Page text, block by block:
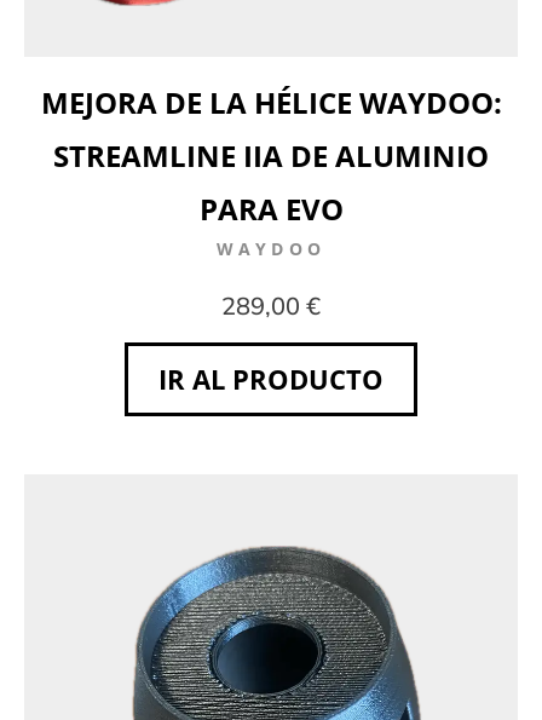
MEJORA DE LA HÉLICE WAYDOO:
STREAMLINE IIA DE ALUMINIO
PARA EVO
WAYDOO
289,00 €
IR AL PRODUCTO